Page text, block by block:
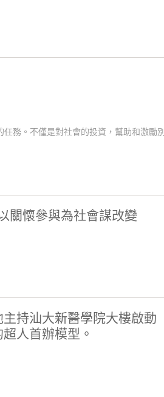
務。不僅是對社會的投資，幫助和激勵別
關懷參與為社會謀改變
持汕大新醫學院大樓啟動
人首辦模型。